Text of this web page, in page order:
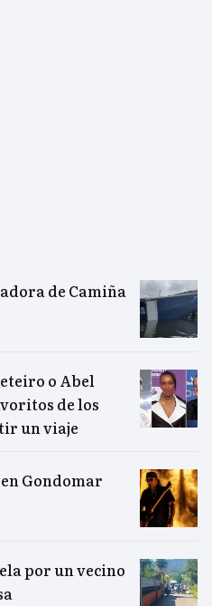
de Camiña
o Abel
de los
un viaje
Gondomar
por un vecino